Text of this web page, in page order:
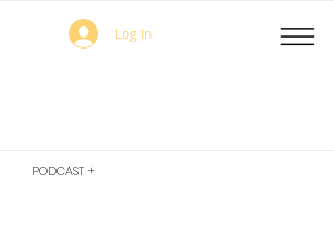
Log In
PODCAST +